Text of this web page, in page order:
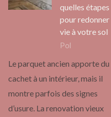
quelles étapes
pour redonner
vie à votre sol
Pol
Le parquet ancien apporte du
cachet à un intérieur, mais il
montre parfois des signes
d’usure. La renovation vieux